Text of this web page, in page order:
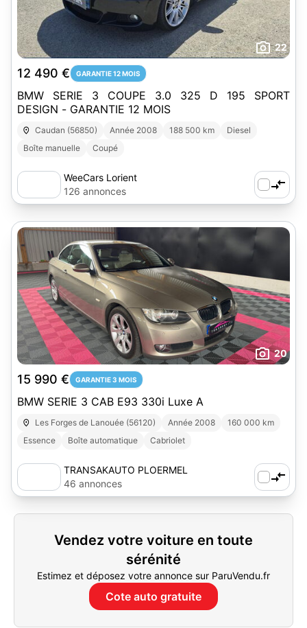
22
12 490 € GARANTIE 12 MOIS
BMW SERIE 3 COUPE 3.0 325 D 195 SPORT
DESIGN - GARANTIE 12 MOIS
Caudan (56850) Année 2008 188 500 km
Diesel
Boîte manuelle
Coupé
WeeCars Lorient
126 annonces
20
15 990 € GARANTIE 3 MOIS
BMW SERIE 3 CAB E93 330i Luxe A
Les Forges de Lanouée (56120) Année 2008
160 000 km
Essence
Boîte automatique Cabriolet
TRANSAKAUTO PLOERMEL
46 annonces
Vendez votre voiture en toute
sérénité
Estimez et déposez votre annonce sur ParuVendu.fr
Cote auto gratuite